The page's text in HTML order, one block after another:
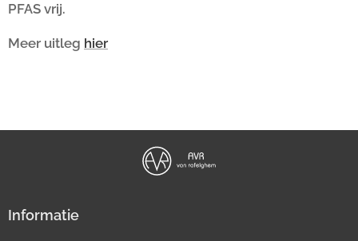
PFAS vrij.
Meer uitleg hier
Informatie